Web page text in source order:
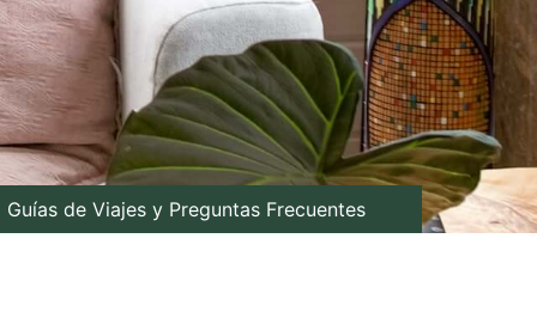
Guías de Viajes y Preguntas Frecuentes